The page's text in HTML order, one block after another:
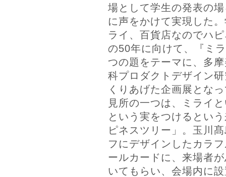
場として学生の発表の
に声をかけて実現した
ライ、百貨店なのでハ
の50年に向けて、『ミ
つの題をテーマに、多
科プロダクトデザイン
くりあげた企画展とな
見所の一つは、ミライ
という実をつけるとい
ピネスツリー」。玉川
フにデザインしたカラ
ールカードに、来場者
いてもらい、会場内に